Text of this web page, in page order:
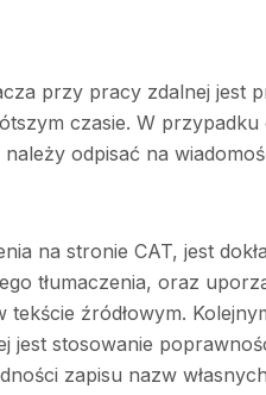
przy pracy zdalnej jest
czasie. W
odpisać na
na stronie CAT, jest
tłumaczenia, oraz
źródłowym.
jest stosowanie
zapisu nazw